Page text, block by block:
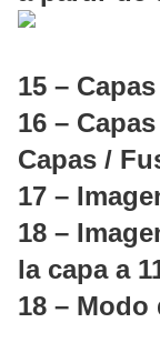
15 –
16 –
Capas /
17 –
18 –
la capa a
18 – Modo